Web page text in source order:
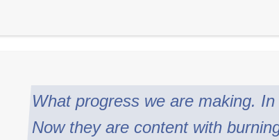
What progress we are making.
Now they are content with